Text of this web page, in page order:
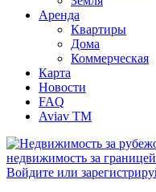
Аренда
Квартиры
Дома
Коммерческая
Карта
Новости
FAQ
Aviav TM
Войдите или